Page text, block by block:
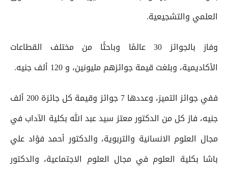
العلمي والتشجيعية.
وفاز بالجوائز 30 عالمًا وباحثًا من مختلف القطاعات
الأكاديمية، وبلغت قيمة جوائزهم مليونين، و 120 ألف جنيه.
ففي جوائز التميز، وعددها 7 جوائز وقيمة كل جائزة 200 ألف
جنيه، فاز كل من الدكتور معتز سيد عبد الله بكلية الآداب في
مجال العلوم الانسانية والتربوية، والدكتور أحمد فؤاد علي
باشا بكلية العلوم في مجال العلوم الاجتماعية، والدكتور